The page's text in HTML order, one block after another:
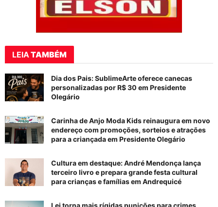
LEIATAMBÉM
Dia dos Pais: SublimeArte oferece canecas
personalizadas por R$ 30 em Presidente
Olegário
Carinha de Anjo Moda Kids reinaugura em novo
endereço com promoções, sorteios e atrações
para a criançada em Presidente Olegário
Cultura em destaque: André Mendonça lança
terceiro livro e prepara grande festa cultural
para crianças e famílias em Andrequicé